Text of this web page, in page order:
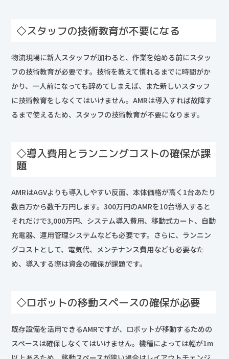
◇スタッフの技術教育が不要になる
物流現場に新人スタッフが加わると、作業を始める前にスタッ
フの技術教育が必要です。技術を教えて慣れるまでに時間がか
かり、一人前になっても辞めてしまえば、また新しいスタッフ
に技術教育をしなくてはいけません。AMRは導入すれば故障す
るまで使えるため、スタッフの技術教育が不要になります。
◇導入費用とランニングコストの確保が課
題
AMRはAGVよりも導入しやすい反面、本体価格が高く1台あたり
数百万から数千万円します。300万円のAMRを10台導入すると
それだけで3,000万円、システム導入費用、移動式カート、自動
充電器、運用管理システムなども必要です。さらに、ランニン
グコストとして、電気代、メンテナンス費用なども必要なた
め、導入する際は資金の確保が課題です。
◇ロボットの移動スペースの確保が必要
既存設備を活用できるAMRですが、ロボットが移動するための
スペースは確保しなくてはいけません。機種によっては幅が1m